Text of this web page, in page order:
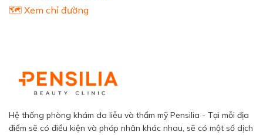
🗺️ Xem chỉ đường
Hệ thống phòng khám da liễu và thẩm mỹ Pensilia - Tại mỗi địa
điểm sẽ có điều kiện và pháp nhân khác nhau, sẽ có một số dịch